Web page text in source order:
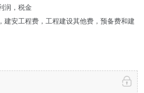
润，税金
建安工程费，工程建设其他费，预备费和建